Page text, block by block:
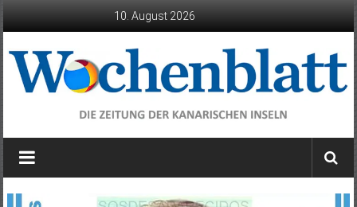
10. August 2026
Wochenblatt
die